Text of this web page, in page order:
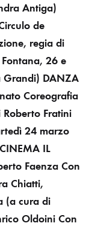
Antiga)
de
regia di
26 e
Grandi) DANZA
Coreografia
Fratini
24 marzo
IL
Faenza Con
Chiatti,
(a cura di
Oldoini Con